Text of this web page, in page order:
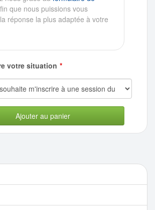
que nous puissions vous
réponse la plus adaptée à votre
votre situation
Ajouter au panier